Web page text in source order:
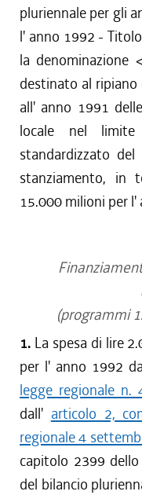
pluriennale per gli
l' anno 1992 -
la denominazione
destinato al ripiano
all' anno 1991
locale nel
standardizzato
stanziamento, in
15.000 milioni per l'
(programmi
1. La spesa di lire
per l' anno 1992
legge regionale n.
dall' articolo 2,
regionale 4
capitolo 2399
del bilancio